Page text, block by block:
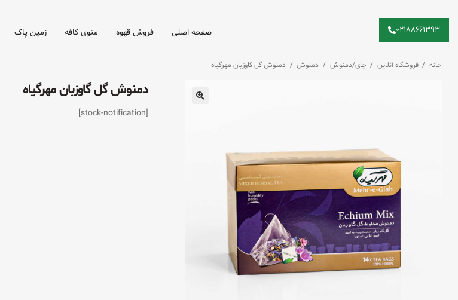
۰۲۱۸۸۶۶۱۳۹۳ صفحه اصلی فروش قهوه منوی کافه زمین پاک
خانه / فروشگاه آنلاین / چای/دمنوش / دمنوش / دمنوش گل گاوزبان مهرگیاه
دمنوش گل گاوزبان مهرگیاه
[stock-notification]